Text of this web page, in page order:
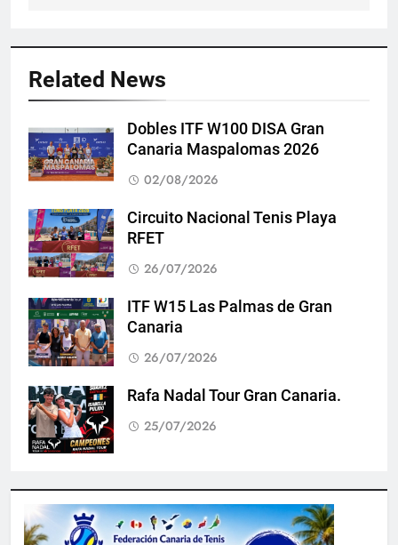
Related News
Dobles ITF W100 DISA Gran
Canaria Maspalomas 2026
02/08/2026
Circuito Nacional Tenis Playa
RFET
26/07/2026
ITF W15 Las Palmas de Gran
Canaria
26/07/2026
Rafa Nadal Tour Gran Canaria.
25/07/2026